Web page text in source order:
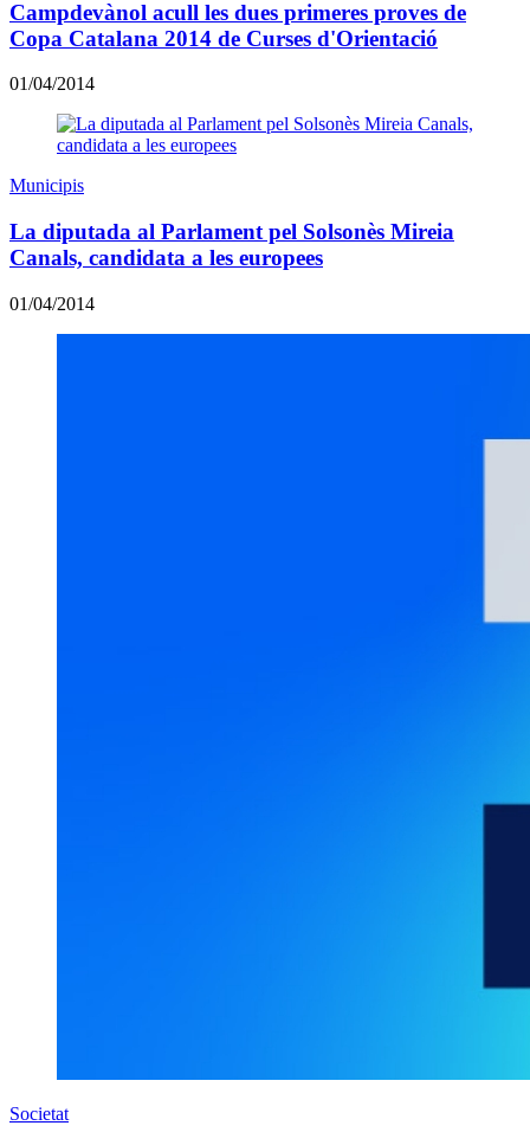
Campdevànol acull les dues primeres proves de
Copa Catalana 2014 de Curses d'Orientació
01/04/2014
Municipis
La diputada al Parlament pel Solsonès Mireia
Canals, candidata a les europees
01/04/2014
Societat